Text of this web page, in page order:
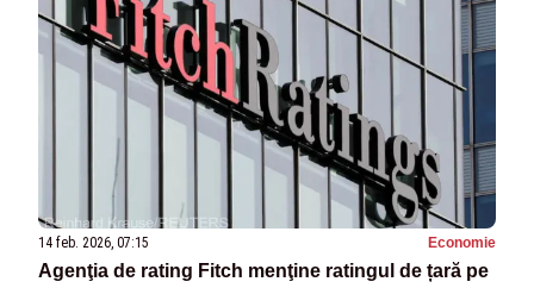
14 feb. 2026, 07:15 Economie
Agenţia de rating Fitch menţine ratingul de țară pe